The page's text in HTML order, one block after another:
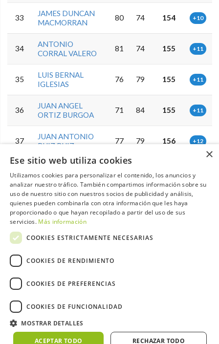
33
JAMES DUNCAN
MACMORRAN
80 74 154 +10
34
ANTONIO
CORRAL VALERO
81 74 155 +11
35
LUIS BERNAL
IGLESIAS
76 79 155 +11
36
JUAN ANGEL
ORTIZ BURGOA
71 84 155 +11
37
JUAN ANTONIO
RUIZ RUIZ
77 79 156 +12
39
CLEMENTE DEL
RIO UGENA
74 83 157 +13
40
GABRIEL
CALDERON
80 78
41
RAMOS OLIVA
42
DEL PINO
FERNANDEZ
80
×
Ese sitio web utiliza cookies
Utilizamos cookies para personalizar el contenido, los anuncios y
analizar nuestro tráfico. También compartimos información sobre su
uso de nuestro sitio con nuestros socios de publicidad y análisis,
quienes pueden combinarla con otra información que les haya
proporcionado o que hayan recopilado a partir del uso de sus
servicios. Más información
COOKIES ESTRICTAMENTE NECESARIAS
COOKIES DE RENDIMIENTO
COOKIES DE PREFERENCIAS
COOKIES DE FUNCIONALIDAD
MOSTRAR DETALLES
ACEPTAR TODO RECHAZAR TODO